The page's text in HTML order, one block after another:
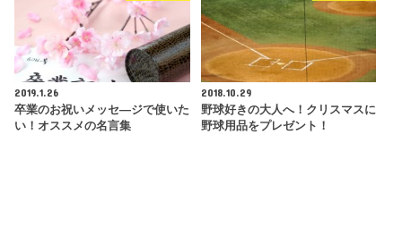
2019.1.26
卒業のお祝いメッセ―ジで使いた
い！オススメの名言集
2018.10.29
野球好きの大人へ！クリスマスに
野球用品をプレゼント！